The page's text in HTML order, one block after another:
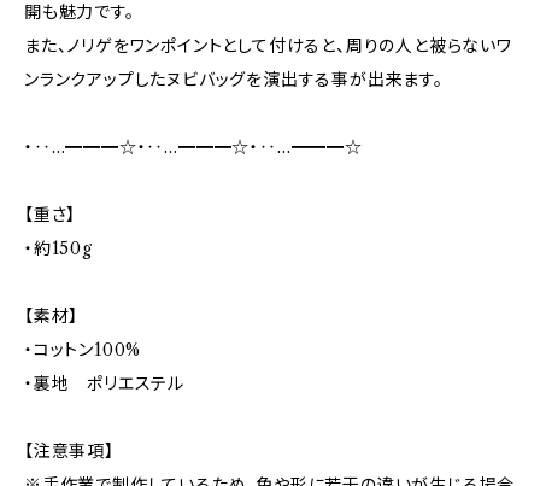
開も魅力です。
また、ノリゲをワンポイントとして付けると、周りの人と被らないワ
ンランクアップしたヌビバッグを演出する事が出来ます。
・‥…━━━☆・‥…━━━☆・‥…━━━☆
【重さ】
・約150g
【素材】
・コットン100%
・裏地 ポリエステル
【注意事項】